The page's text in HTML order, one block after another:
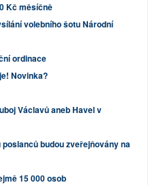
Kč měsíčně
volebního šotu Národní
ordinace
Novinka?
Václavů aneb Havel v
budou zveřejňovány na
15 000 osob